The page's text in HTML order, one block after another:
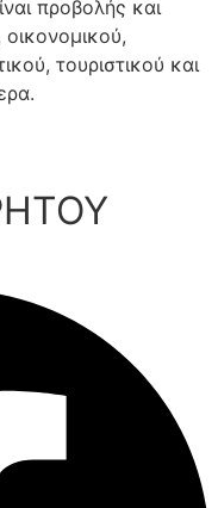
προβολής και
τουριστικού και